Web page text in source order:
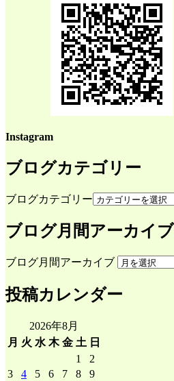
Instagram
ブログカテゴリー
ブログカテゴリー
ブログ月間アーカイブ
ブログ月間アーカイブ
投稿カレンダー
2026年8月
月 火 水 木 金 土 日
1
2
3
4 5 6 7 8
9